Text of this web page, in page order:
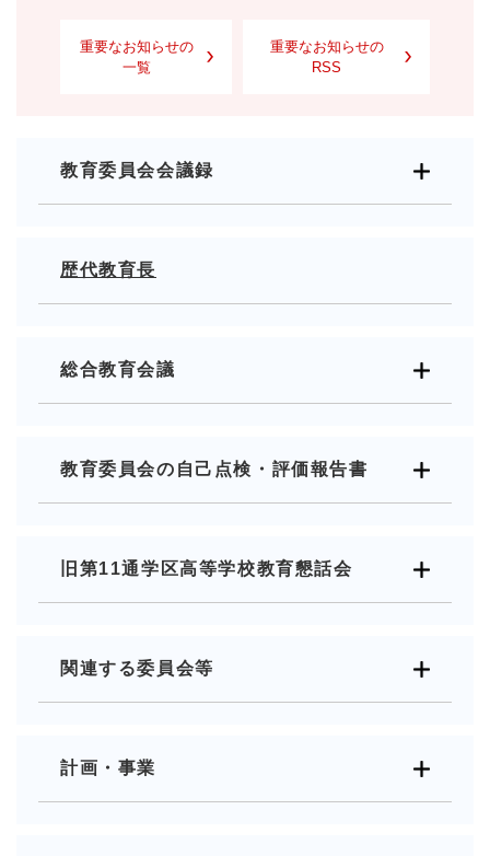
重要なお知らせの
一覧
重要なお知らせの
RSS
教育委員会会議録
歴代教育長
総合教育会議
教育委員会の自己点検・評価報告書
旧第11通学区高等学校教育懇話会
関連する委員会等
計画・事業